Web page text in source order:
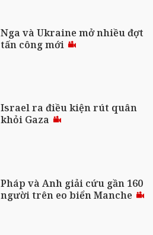
Nga và Ukraine mở nhiều đợt
tấn công mới
Israel ra điều kiện rút quân
khỏi Gaza
Pháp và Anh giải cứu gần 160
người trên eo biển Manche